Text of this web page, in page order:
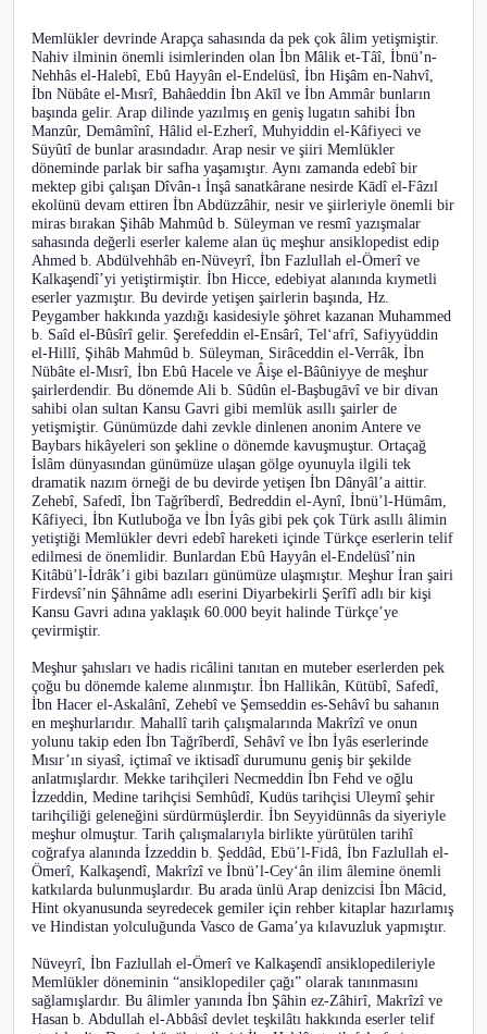
Memlükler devrinde Arapça sahasında da pek çok âlim yetişmiştir.
Nahiv ilminin önemli isimlerinden olan İbn Mâlik et-Tâî, İbnü’n-
Nehhâs el-Halebî, Ebû Hayyân el-Endelüsî, İbn Hişâm en-Nahvî,
İbn Nübâte el-Mısrî, Bahâeddin İbn Akīl ve İbn Ammâr bunların
başında gelir. Arap dilinde yazılmış en geniş lugatın sahibi İbn
Manzûr, Demâmînî, Hâlid el-Ezherî, Muhyiddin el-Kâfiyeci ve
Süyûtî de bunlar arasındadır. Arap nesir ve şiiri Memlükler
döneminde parlak bir safha yaşamıştır. Aynı zamanda edebî bir
mektep gibi çalışan Dîvân-ı İnşâ sanatkârane nesirde Kādî el-Fâzıl
ekolünü devam ettiren İbn Abdüzzâhir, nesir ve şiirleriyle önemli bir
miras bırakan Şihâb Mahmûd b. Süleyman ve resmî yazışmalar
sahasında değerli eserler kaleme alan üç meşhur ansiklopedist edip
Ahmed b. Abdülvehhâb en-Nüveyrî, İbn Fazlullah el-Ömerî ve
Kalkaşendî’yi yetiştirmiştir. İbn Hicce, edebiyat alanında kıymetli
eserler yazmıştır. Bu devirde yetişen şairlerin başında, Hz.
Peygamber hakkında yazdığı kasidesiyle şöhret kazanan Muhammed
b. Saîd el-Bûsîrî gelir. Şerefeddin el-Ensârî, Tel‘afrî, Safiyyüddin
el-Hillî, Şihâb Mahmûd b. Süleyman, Sirâceddin el-Verrâk, İbn
Nübâte el-Mısrî, İbn Ebû Hacele ve Âişe el-Bâûniyye de meşhur
şairlerdendir. Bu dönemde Ali b. Sûdûn el-Başbugāvî ve bir divan
sahibi olan sultan Kansu Gavri gibi memlük asıllı şairler de
yetişmiştir. Günümüzde dahi zevkle dinlenen anonim Antere ve
Baybars hikâyeleri son şekline o dönemde kavuşmuştur. Ortaçağ
İslâm dünyasından günümüze ulaşan gölge oyunuyla ilgili tek
dramatik nazım örneği de bu devirde yetişen İbn Dânyâl’a aittir.
Zehebî, Safedî, İbn Tağrîberdî, Bedreddin el-Aynî, İbnü’l-Hümâm,
Kâfiyeci, İbn Kutluboğa ve İbn İyâs gibi pek çok Türk asıllı âlimin
yetiştiği Memlükler devri edebî hareketi içinde Türkçe eserlerin telif
edilmesi de önemlidir. Bunlardan Ebû Hayyân el-Endelüsî’nin
Kitâbü’l-İdrâk’i gibi bazıları günümüze ulaşmıştır. Meşhur İran şairi
Firdevsî’nin Şâhnâme adlı eserini Diyarbekirli Şerîfî adlı bir kişi
Kansu Gavri adına yaklaşık 60.000 beyit halinde Türkçe’ye
çevirmiştir.
Meşhur şahısları ve hadis ricâlini tanıtan en muteber eserlerden pek
çoğu bu dönemde kaleme alınmıştır. İbn Hallikân, Kütübî, Safedî,
İbn Hacer el-Askalânî, Zehebî ve Şemseddin es-Sehâvî bu sahanın
en meşhurlarıdır. Mahallî tarih çalışmalarında Makrîzî ve onun
yolunu takip eden İbn Tağrîberdî, Sehâvî ve İbn İyâs eserlerinde
Mısır’ın siyasî, içtimaî ve iktisadî durumunu geniş bir şekilde
anlatmışlardır. Mekke tarihçileri Necmeddin İbn Fehd ve oğlu
İzzeddin, Medine tarihçisi Semhûdî, Kudüs tarihçisi Uleymî şehir
tarihçiliği geleneğini sürdürmüşlerdir. İbn Seyyidünnâs da siyeriyle
meşhur olmuştur. Tarih çalışmalarıyla birlikte yürütülen tarihî
coğrafya alanında İzzeddin b. Şeddâd, Ebü’l-Fidâ, İbn Fazlullah el-
Ömerî, Kalkaşendî, Makrîzî ve İbnü’l-Cey‘ân ilim âlemine önemli
katkılarda bulunmuşlardır. Bu arada ünlü Arap denizcisi İbn Mâcid,
Hint okyanusunda seyredecek gemiler için rehber kitaplar hazırlamış
ve Hindistan yolculuğunda Vasco de Gama’ya kılavuzluk yapmıştır.
Nüveyrî, İbn Fazlullah el-Ömerî ve Kalkaşendî ansiklopedileriyle
Memlükler döneminin “ansiklopediler çağı” olarak tanınmasını
sağlamışlardır. Bu âlimler yanında İbn Şâhin ez-Zâhirî, Makrîzî ve
Hasan b. Abdullah el-Abbâsî devlet teşkilâtı hakkında eserler telif